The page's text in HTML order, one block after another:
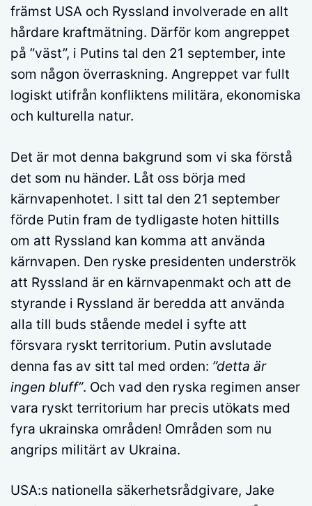
främst USA och Ryssland involverade en allt
hårdare kraftmätning. Därför kom angreppet
på ”väst”, i Putins tal den 21 september, inte
som någon överraskning. Angreppet var fullt
logiskt utifrån konfliktens militära, ekonomiska
och kulturella natur.
Det är mot denna bakgrund som vi ska förstå
det som nu händer. Låt oss börja med
kärnvapenhotet. I sitt tal den 21 september
förde Putin fram de tydligaste hoten hittills
om att Ryssland kan komma att använda
kärnvapen. Den ryske presidenten underströk
att Ryssland är en kärnvapenmakt och att de
styrande i Ryssland är beredda att använda
alla till buds stående medel i syfte att
försvara ryskt territorium. Putin avslutade
denna fas av sitt tal med orden: ”detta är
ingen bluff”. Och vad den ryska regimen anser
vara ryskt territorium har precis utökats med
fyra ukrainska områden! Områden som nu
angrips militärt av Ukraina.
USA:s nationella säkerhetsrådgivare, Jake